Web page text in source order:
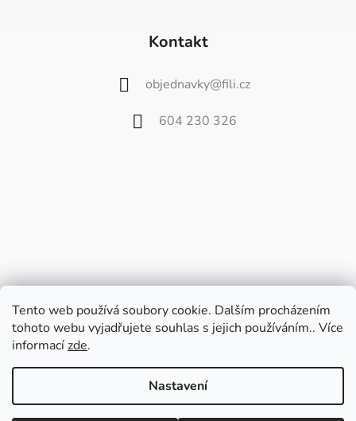
Tento web používá soubory cookie. Dalším procházením
tohoto webu vyjadřujete souhlas s jejich používáním.. Více
informacízde.
Nastavení
Vážení zákazníci,
od 27. července do 9. srpna bude náš
velkoobchod zavřený z důvodu dovolené.
Poslední balíčky pošleme v pátek 24.7. a
Kontakt
objednavky@fili.cz
604 230 326